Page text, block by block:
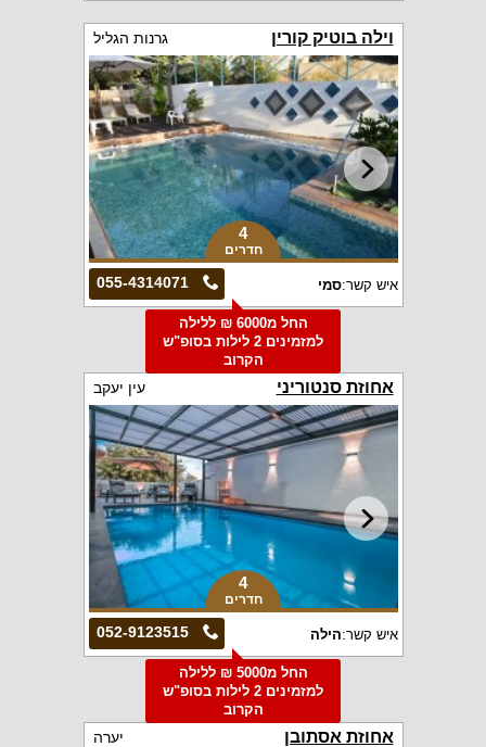
וילה בוטיק קורין גרנות הגליל
4
חדרים
055-4314071 איש קשר:סמי
החל מ6000 ₪ ללילה
למזמינים 2 לילות בסופ"ש
הקרוב
אחוזת סנטוריני עין יעקב
4
חדרים
052-9123515 איש קשר:הילה
החל מ5000 ₪ ללילה
למזמינים 2 לילות בסופ"ש
הקרוב
אחוזת אסתובן יערה